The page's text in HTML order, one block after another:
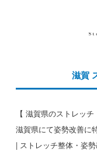
滋賀
【 滋賀県のストレッ
滋賀県にて姿勢改善に
| ストレッチ整体・姿